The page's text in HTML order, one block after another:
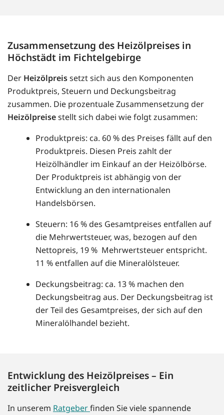
Zusammensetzung des Heizölpreises in
Höchstädt im Fichtelgebirge
Der Heizölpreissetzt sich aus den Komponenten
Produktpreis, Steuern und Deckungsbeitrag
zusammen. Die prozentuale Zusammensetzung der
Heizölpreisestellt sich dabei wie folgt zusammen:
Produktpreis: ca. 60 % des Preises fällt auf den
Produktpreis. Diesen Preis zahlt der
Heizölhändler im Einkauf an der Heizölbörse.
Der Produktpreis ist abhängig von der
Entwicklung an den internationalen
Handelsbörsen.
Steuern: 16 % des Gesamtpreises entfallen auf
die Mehrwertsteuer, was, bezogen auf den
Nettopreis, 19 % Mehrwertsteuer entspricht.
11 % entfallen auf die Mineralölsteuer.
Deckungsbeitrag: ca. 13 % machen den
Deckungsbeitrag aus. Der Deckungsbeitrag ist
der Teil des Gesamtpreises, der sich auf den
Mineralölhandel bezieht.
Entwicklung des Heizölpreises – Ein
zeitlicher Preisvergleich
In unserem Ratgeberfinden Sie viele spannende